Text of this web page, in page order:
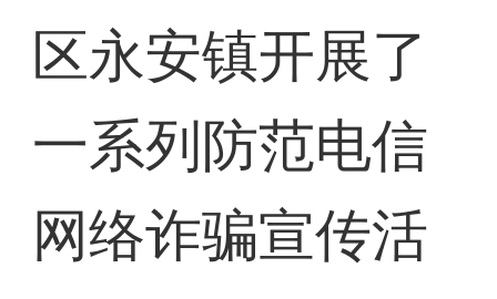
区永安镇开展了
一系列防范电信
网络诈骗宣传活